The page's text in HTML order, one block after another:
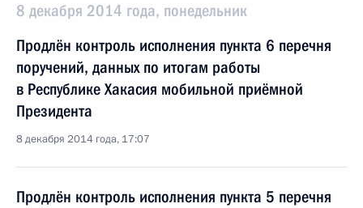
8 декабря 2014 года, понедельник
Продлён контроль исполнения пункта 6 перечня
поручений, данных по итогам работы
в Республике Хакасия мобильной приёмной
Президента
8 декабря 2014 года, 17:07
Продлён контроль исполнения пункта 5 перечня